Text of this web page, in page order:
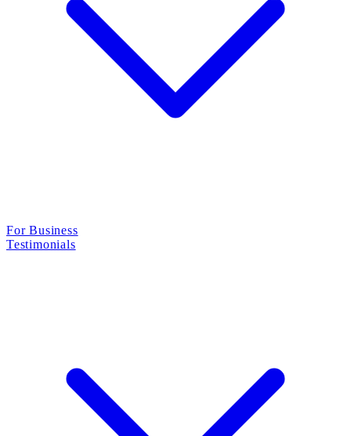
For Business
Testimonials